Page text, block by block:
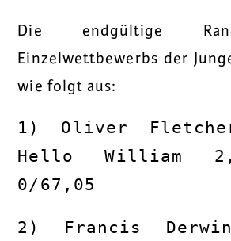
Die endgültige
Einzelwettbewerbs der
wie folgt aus:
1) Oliver
Hello William
0/67,05
2) Francis